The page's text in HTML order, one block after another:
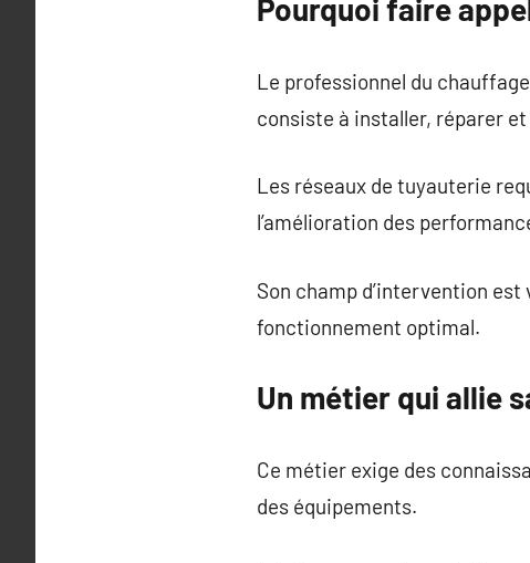
Pourquoi faire
Le professionnel du
consiste à installer, réparer
Les réseaux de tuyauterie
l’amélioration des
Son champ d’intervention
fonctionnement optimal.
Un métier qui allie
Ce métier exige des
des équipements.